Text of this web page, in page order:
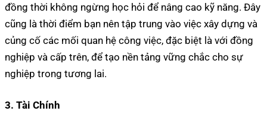
đồng thời không ngừng học hỏi để nâng cao kỹ năng. Đây
cũng là thời điểm bạn nên tập trung vào việc xây dựng và
củng cố các mối quan hệ công việc, đặc biệt là với đồng
nghiệp và cấp trên, để tạo nền tảng vững chắc cho sự
nghiệp trong tương lai.
3. Tài Chính